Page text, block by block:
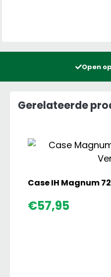
Open
Gerelateerde
Case IH Magnum
€57,95